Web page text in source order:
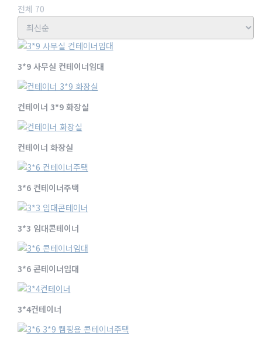
전체 70
3*9 사무실 컨테이너임대
컨테이너 3*9 화장실
컨테이너 화장실
3*6 컨테이너주택
3*3 임대콘테이너
3*6 콘테이너임대
3*4컨테이너